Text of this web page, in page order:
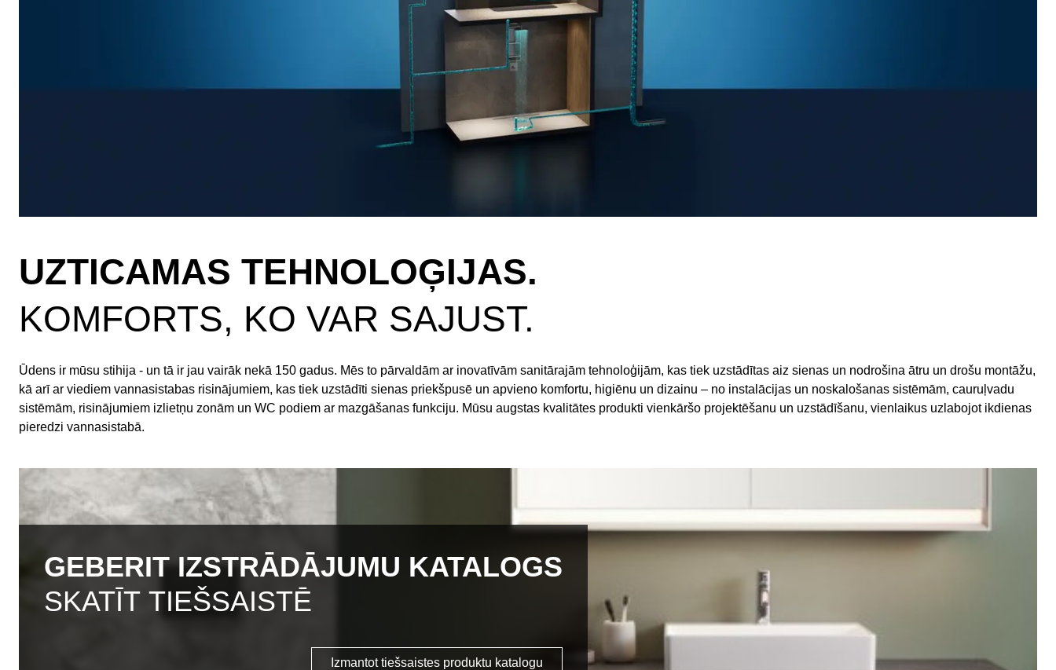
UZTICAMAS TEHNOLOĢIJAS.
KOMFORTS, KO VAR SAJUST.
Ūdens ir mūsu stihija - un tā ir jau vairāk nekā 150 gadus. Mēs to pārvaldām ar inovatīvām sanitārajām tehnoloģijām, kas tiek uzstādītas aiz sienas un nodrošina ātru un drošu montāžu,
kā arī ar viediem vannasistabas risinājumiem, kas tiek uzstādīti sienas priekšpusē un apvieno komfortu, higiēnu un dizainu – no instalācijas un noskalošanas sistēmām, cauruļvadu
sistēmām, risinājumiem izlietņu zonām un WC podiem ar mazgāšanas funkciju. Mūsu augstas kvalitātes produkti vienkāršo projektēšanu un uzstādīšanu, vienlaikus uzlabojot ikdienas
pieredzi vannasistabā.
GEBERIT IZSTRĀDĀJUMU KATALOGS
SKATĪT TIEŠSAISTĒ
Izmantot tiešsaistes produktu katalogu